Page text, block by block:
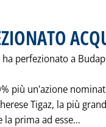
perfezionato a
più un'azione
Tigaz, la più
la prima ad esse...